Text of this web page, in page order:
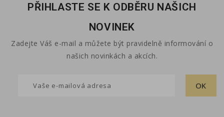
PŘIHLASTE SE K ODBĚRU NAŠICH
NOVINEK
Zadejte Váš e-mail a můžete být pravidelně informování o
našich novinkách a akcích.